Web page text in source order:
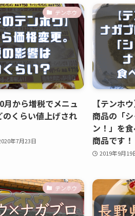
テンホウ
月から増税でメニュ
くらい値上げされ
年7月23日
【テンホ
商品の「
ン！」を
商品です！
2019年9月19
テンホウ